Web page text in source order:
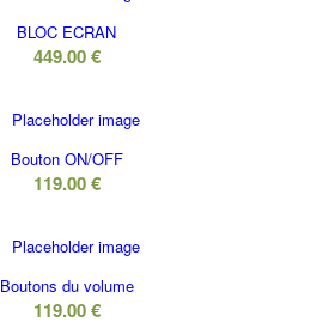
BLOC ECRAN
449.00€
Bouton ON/OFF
119.00€
Boutons du volume
119.00€